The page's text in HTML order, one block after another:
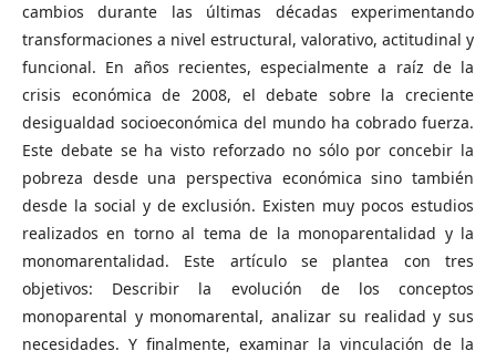
cambios durante las últimas décadas experimentando
transformaciones a nivel estructural, valorativo, actitudinal y
funcional. En años recientes, especialmente a raíz de la
crisis económica de 2008, el debate sobre la creciente
desigualdad socioeconómica del mundo ha cobrado fuerza.
Este debate se ha visto reforzado no sólo por concebir la
pobreza desde una perspectiva económica sino también
desde la social y de exclusión. Existen muy pocos estudios
realizados en torno al tema de la monoparentalidad y la
monomarentalidad. Este artículo se plantea con tres
objetivos: Describir la evolución de los conceptos
monoparental y monomarental, analizar su realidad y sus
necesidades. Y finalmente, examinar la vinculación de la